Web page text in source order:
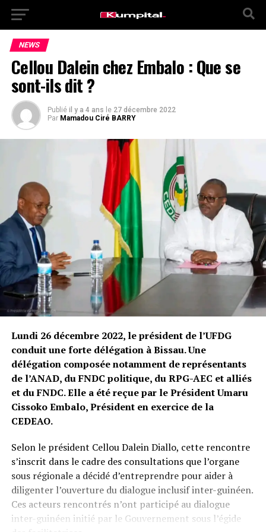
NEWS
Cellou Dalein chez Embalo : Que se
sont-ils dit ?
Publié il y a 4 ans le 27 décembre 2022
Par Mamadou Ciré BARRY
Lundi 26 décembre 2022, le président de l’UFDG
conduit une forte délégation à Bissau. Une
délégation composée notamment de représentants
de l’ANAD, du FNDC politique, du RPG-AEC et alliés
et du FNDC. Elle a été reçue par le Président Umaru
Cissoko Embalo, Président en exercice de la
CEDEAO.
Selon le président Cellou Dalein Diallo, cette rencontre
s’inscrit dans le cadre des consultations que l’organe
sous régionale a décidé d’entreprendre pour aider à
diligenter l’ouverture du dialogue inclusif inter-guinéen.
Ces acteurs rencontrés n’ont participé au dialogue
inter-guinéen initié par le Gouvernement sous l’égide